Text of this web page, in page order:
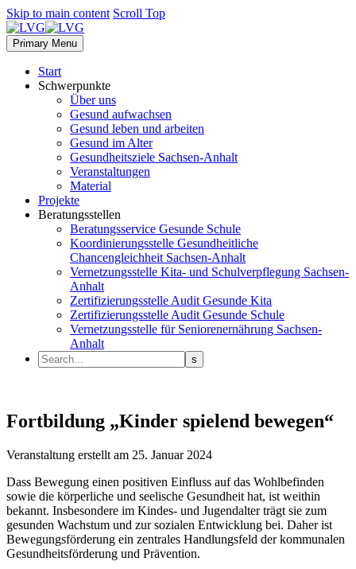
Skip to main content Scroll Top
Primary Menu
Start
Schwerpunkte
Über uns
Gesund aufwachsen
Gesund leben und arbeiten
Gesund im Alter
Gesundheitsziele Sachsen-Anhalt
Veranstaltungen
Material
Projekte
Beratungsstellen
Beratungsservice Gesunde Schule
Koordinierungsstelle Gesundheitliche
Chancengleichheit Sachsen-Anhalt
Vernetzungsstelle Kita- und Schulverpflegung Sachsen-
Anhalt
Zertifizierungsstelle Audit Gesunde Kita
Zertifizierungsstelle Audit Gesunde Schule
Vernetzungsstelle für Seniorenernährung Sachsen-
Anhalt
Fortbildung „Kinder spielend bewegen“
Veranstaltung erstellt am 25. Januar 2024
Dass Bewegung einen positiven Einfluss auf das Wohlbefinden
sowie die körperliche und seelische Gesundheit hat, ist weithin
bekannt. Insbesondere im Kindes- und Jugendalter trägt sie zum
gesunden Wachstum und zur sozialen Entwicklung bei. Daher ist
Bewegungsförderung ein zentrales Handlungsfeld der kommunalen
Gesundheitsförderung und Prävention.